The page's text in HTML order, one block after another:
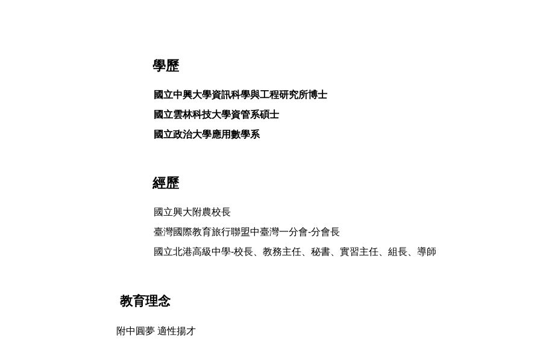
學歷
國立中興大學資訊科學與工程研究所博士
國立雲林科技大學資管系碩士
國立政治大學應用數學系
經歷
國立興大附農校長
臺灣國際教育旅行聯盟中臺灣一分會-分會長
國立北港高級中學-校長、教務主任、秘書、實習主任、組長、導師
教育理念
附中圓夢 適性揚才